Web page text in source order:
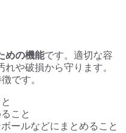
めの機能です。適切な容
や破損から守ります。
です。
こと
ールなどにまとめること